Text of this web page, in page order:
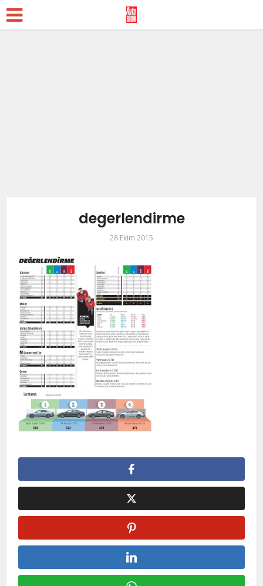
degerlendirme
28 Ekim 2015